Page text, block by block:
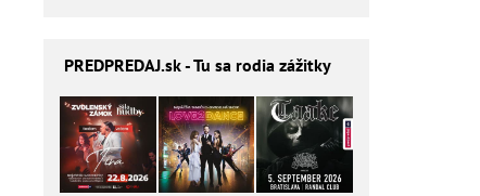
PREDPREDAJ.sk - Tu sa rodia zážitky